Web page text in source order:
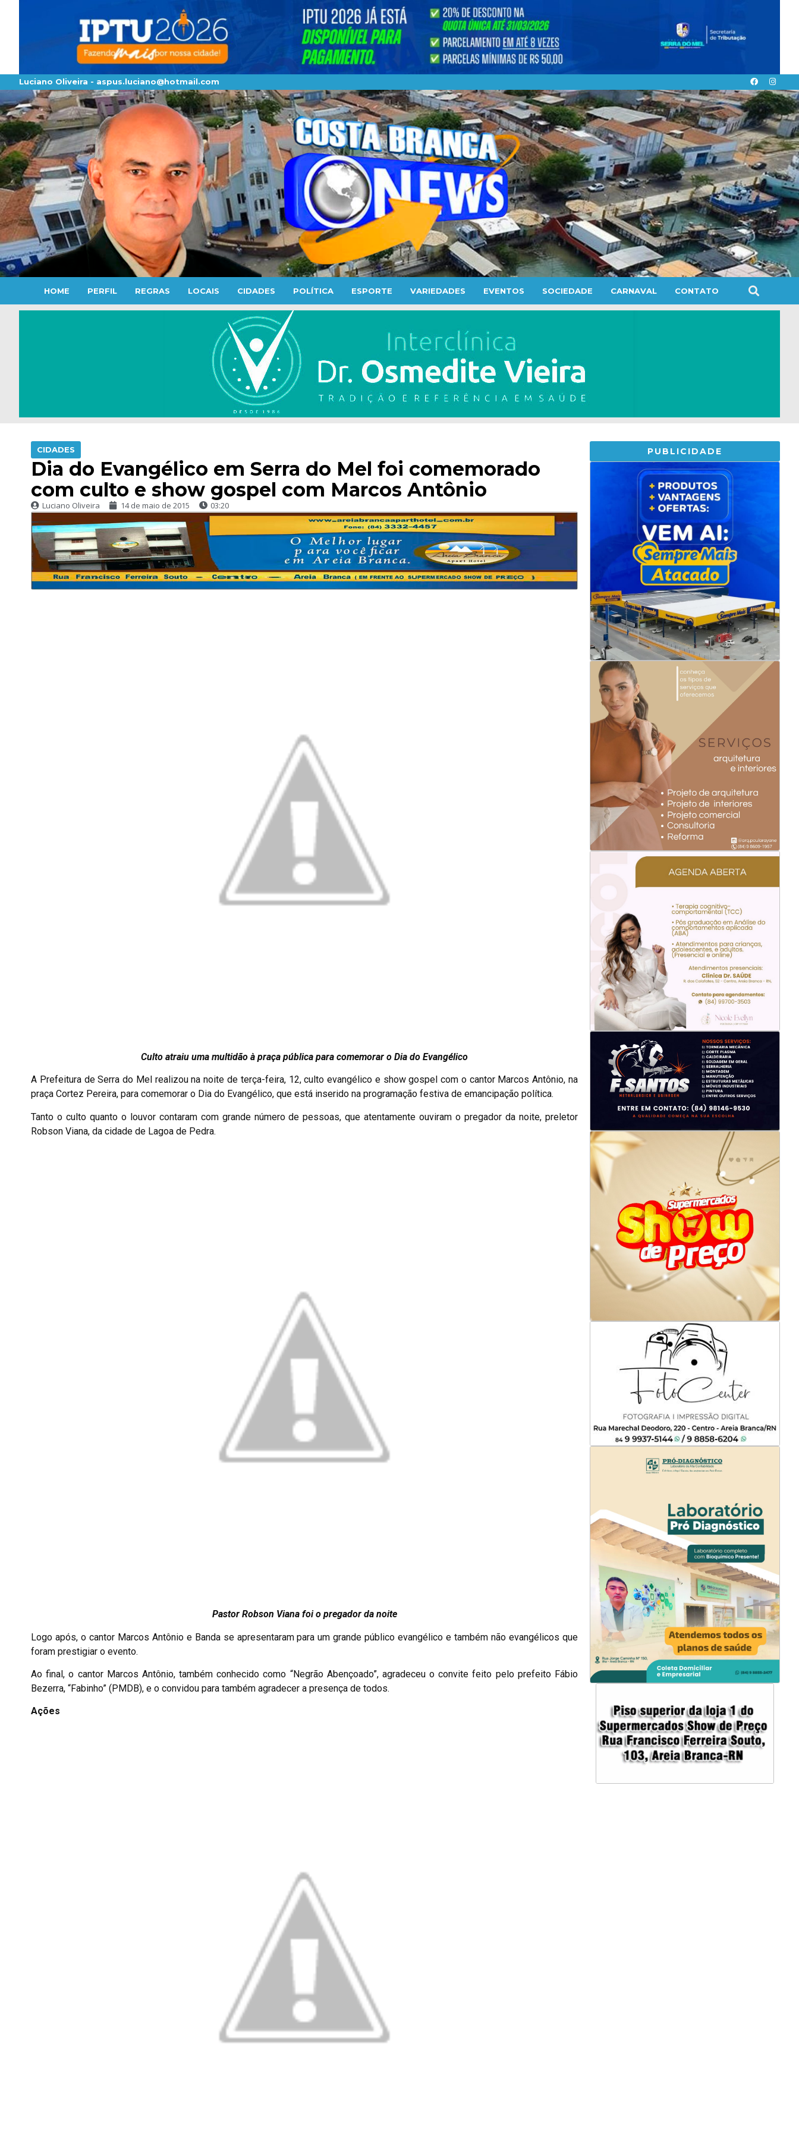
Luciano Oliveira - aspus.luciano@hotmail.com
HOME PERFIL REGRAS LOCAIS CIDADES POLÍTICA ESPORTE VARIEDADES EVENTOS SOCIEDADE CARNAVAL CONTATO
CIDADES
Dia do Evangélico em Serra do Mel foi comemorado
com culto e show gospel com Marcos Antônio
Luciano Oliveira 14 de maio de 2015 03:20
Culto atraiu uma multidão à praça pública para comemorar o Dia do Evangélico
A Prefeitura de Serra do Mel realizou na noite de terça-feira, 12, culto evangélico e show gospel com o cantor Marcos Antônio, na
praça Cortez Pereira, para comemorar o Dia do Evangélico, que está inserido na programação festiva de emancipação política.
Tanto o culto quanto o louvor contaram com grande número de pessoas, que atentamente ouviram o pregador da noite, preletor
Robson Viana, da cidade de Lagoa de Pedra.
Pastor Robson Viana foi o pregador da noite
Logo após, o cantor Marcos Antônio e Banda se apresentaram para um grande público evangélico e também não evangélicos que
foram prestigiar o evento.
Ao final, o cantor Marcos Antônio, também conhecido como “Negrão Abençoado”, agradeceu o convite feito pelo prefeito Fábio
Bezerra, “Fabinho” (PMDB), e o convidou para também agradecer a presença de todos.
Ações
PUBLICIDADE